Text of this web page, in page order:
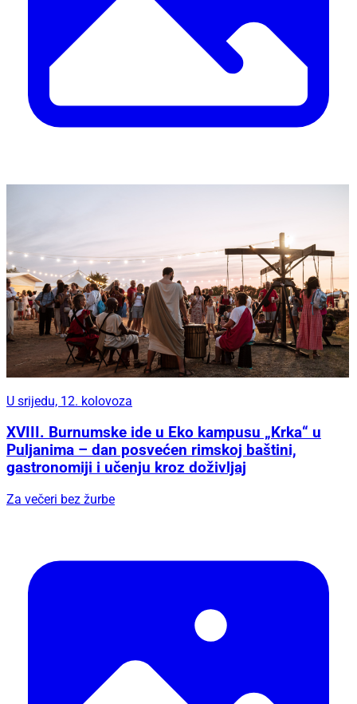
U srijedu, 12. kolovoza
XVIII. Burnumske ide u Eko kampusu „Krka“ u
Puljanima – dan posvećen rimskoj baštini,
gastronomiji i učenju kroz doživljaj
Za večeri bez žurbe